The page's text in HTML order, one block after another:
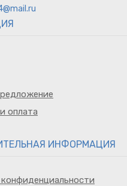
оплата
ИНФОРМАЦИЯ